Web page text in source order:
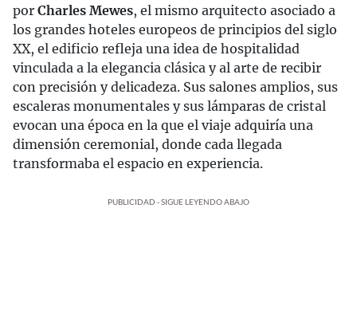
por Charles Mewes, el mismo arquitecto asociado a
los grandes hoteles europeos de principios del siglo
XX, el edificio refleja una idea de hospitalidad
vinculada a la elegancia clásica y al arte de recibir
con precisión y delicadeza. Sus salones amplios, sus
escaleras monumentales y sus lámparas de cristal
evocan una época en la que el viaje adquiría una
dimensión ceremonial, donde cada llegada
transformaba el espacio en experiencia.
PUBLICIDAD - SIGUE LEYENDO ABAJO